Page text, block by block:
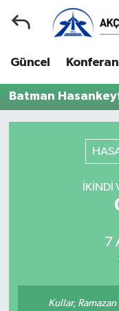
Güncel
Batman
İKINDI
7
Kullar,
Gençlerle
Güncel
Konferans
Yurtdışı Gezi
Hakkımızda
Kocaeli Hava
Kocaeli
Kocaeli Trafik
Süper Lig
Son Dakika
Haber Arşivi